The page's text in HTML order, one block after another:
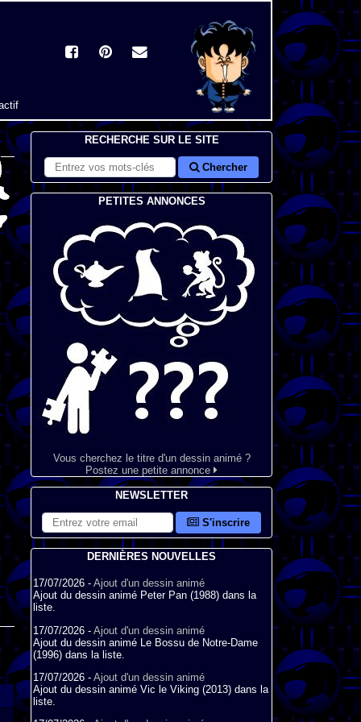
RECHERCHE SUR LE SITE
Chercher
PETITES ANNONCES
Vous cherchez le titre d'un dessin animé ?
Postez une petite annonce
NEWSLETTER
S'inscrire
DERNIÈRES NOUVELLES
17/07/2026 - Ajout d'un dessin animé
Ajout du dessin animé Peter Pan (1988) dans la
liste.
17/07/2026 - Ajout d'un dessin animé
Ajout du dessin animé Le Bossu de Notre-Dame
(1996) dans la liste.
17/07/2026 - Ajout d'un dessin animé
Ajout du dessin animé Vic le Viking (2013) dans la
liste.